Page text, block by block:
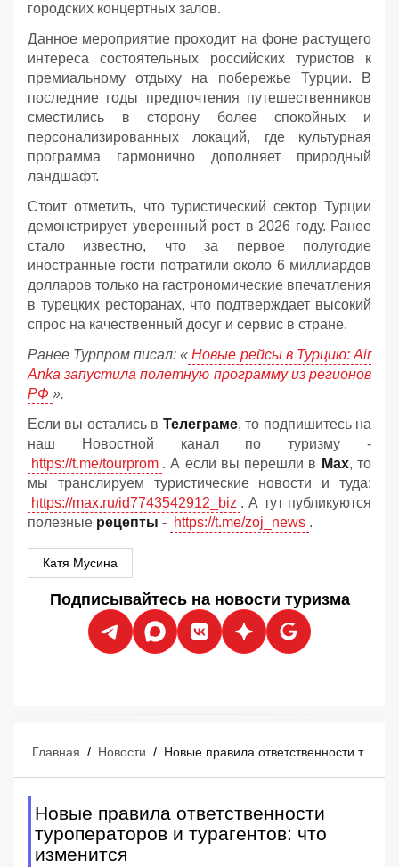
городских концертных залов.
Данное мероприятие проходит на фоне растущего
интереса состоятельных российских туристов к
премиальному отдыху на побережье Турции. В
последние годы предпочтения путешественников
сместились в сторону более спокойных и
персонализированных локаций, где культурная
программа гармонично дополняет природный
ландшафт.
Стоит отметить, что туристический сектор Турции
демонстрирует уверенный рост в 2026 году. Ранее
стало известно, что за первое полугодие
иностранные гости потратили около 6 миллиардов
долларов только на гастрономические впечатления
в турецких ресторанах, что подтверждает высокий
спрос на качественный досуг и сервис в стране.
Ранее Турпром писал: « Новые рейсы в Турцию: Air
Anka запустила полетную программу из регионов
РФ ».
Если вы остались в Телеграме, то подпишитесь на
наш Новостной канал по туризму -
https://t.me/tourprom . А если вы перешли в Мах, то
мы транслируем туристические новости и туда:
https://max.ru/id7743542912_biz . А тут публикуются
полезные рецепты - https://t.me/zoj_news .
Катя Мусина
Подписывайтесь на новости туризма
Главная / Новости / Новые правила ответственности туроператоров и турагентов: что изменится
Новые правила ответственности
туроператоров и турагентов: что
изменится